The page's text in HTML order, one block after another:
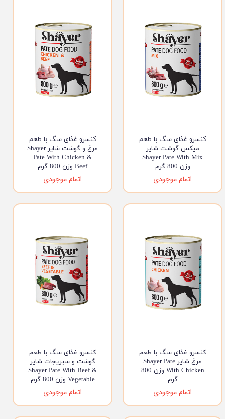
کنسرو غذای سگ با طعم
میکس گوشت شایر
Shayer Pate With Mix
وزن 800 گرم
اتمام موجودی
کنسرو غذای سگ با طعم
مرغ و گوشت شایر Shayer
Pate With Chicken &
Beef وزن 800 گرم
اتمام موجودی
کنسرو غذای سگ با طعم
مرغ شایر Shayer Pate
With Chicken وزن 800
گرم
اتمام موجودی
کنسرو غذای سگ با طعم
گوشت و سبزیجات شایر
Shayer Pate With Beef &
Vegetable وزن 800 گرم
اتمام موجودی